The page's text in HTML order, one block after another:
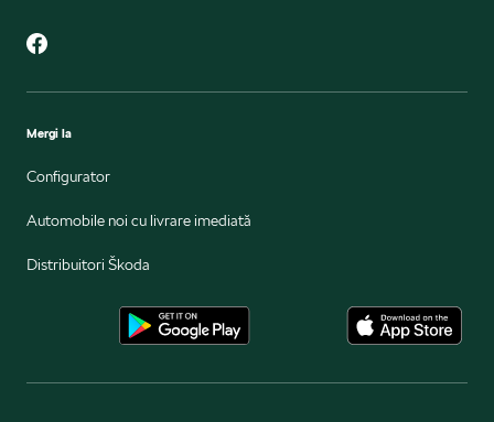
Mergi la
Configurator
Automobile noi cu livrare imediată
Distribuitori Škoda